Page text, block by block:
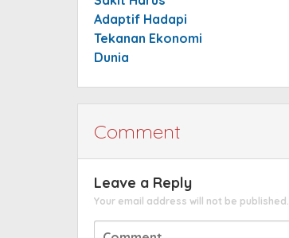
Adaptif Hadapi
Tekanan Ekonomi
Dunia
Comment
Leave a Reply
Your email address will not be published.